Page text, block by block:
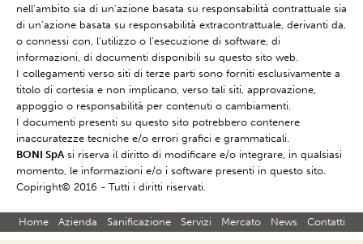
nell'ambito sia di un'azione basata su responsabilità contrattuale sia
di un'azione basata su responsabilità extracontrattuale, derivanti da,
o connessi con, l'utilizzo o l'esecuzione di software, di
informazioni, di documenti disponibili su questo sito web.
I collegamenti verso siti di terze parti sono forniti esclusivamente a
titolo di cortesia e non implicano, verso tali siti, approvazione,
appoggio o responsabilità per contenuti o cambiamenti.
I documenti presenti su questo sito potrebbero contenere
inaccuratezze tecniche e/o errori grafici e grammaticali.
BONI SpAsi riserva il diritto di modificare e/o integrare, in qualsiasi
momento, le informazioni e/o i software presenti in questo sito.
Copiright© 2016 - Tutti i diritti riservati.
Home Azienda Sanificazione Servizi Mercato News Contatti